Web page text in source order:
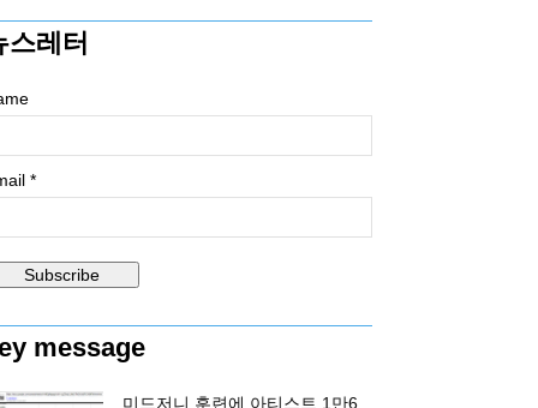
스레터
*
message
미드저니 훈련에 아티스트 1만6